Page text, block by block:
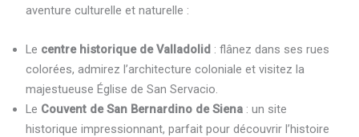
aventure culturelle et naturelle :
Le centre historique de Valladolid : flânez dans ses rues
colorées, admirez l’architecture coloniale et visitez la
majestueuse Église de San Servacio.
Le Couvent de San Bernardino de Siena: un site
historique impressionnant, parfait pour découvrir l’histoire